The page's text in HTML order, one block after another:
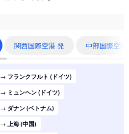
関西国際空港 発 中部国際空
→ フランクフルト (ドイツ)
→ ミュンヘン (ドイツ)
→ ダナン (ベトナム)
→ 上海 (中国)